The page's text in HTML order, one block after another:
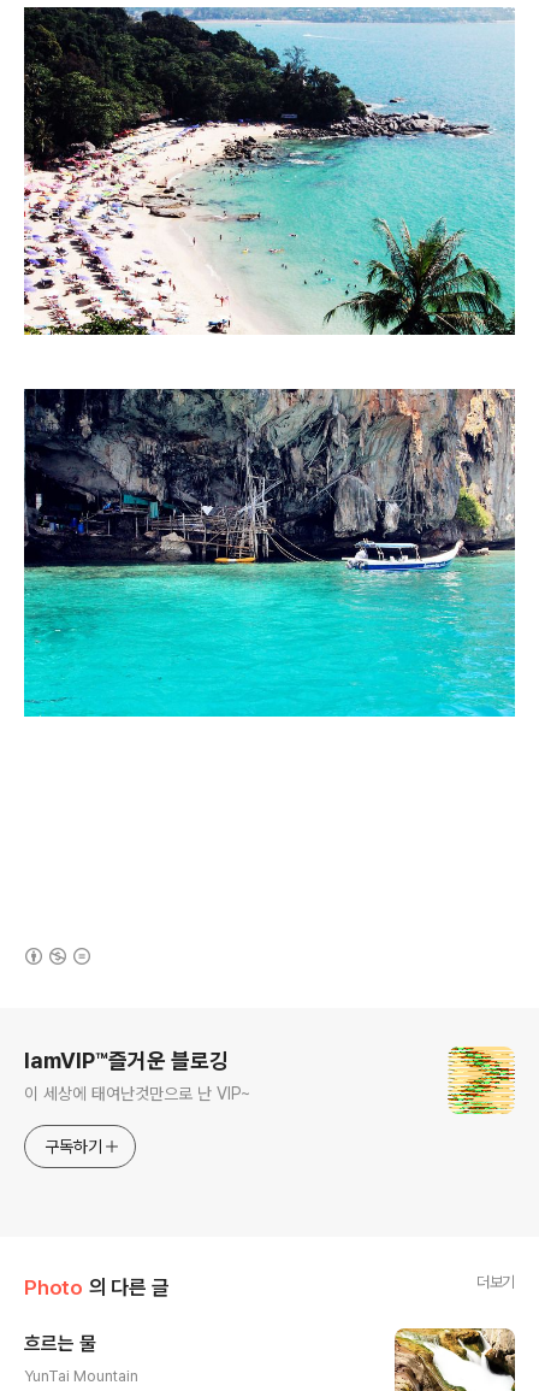
IamVIP™즐거운 블로깅
이 세상에 태여난것만으로 난 VIP~
구독하기
Photo 의 다른 글 더보기
흐르는 물
YunTai Mountain